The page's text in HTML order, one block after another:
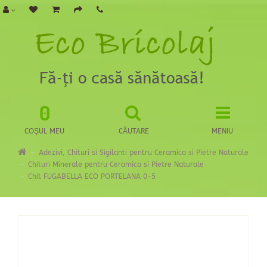
MENIU
CĂUTARE
0
COŞUL MEU
Adezivi, Chituri si Sigilanti pentru Ceramica si Pietre Naturale
Chituri Minerale pentru Ceramica si Pietre Naturale
Chit FUGABELLA ECO PORTELANA 0-5